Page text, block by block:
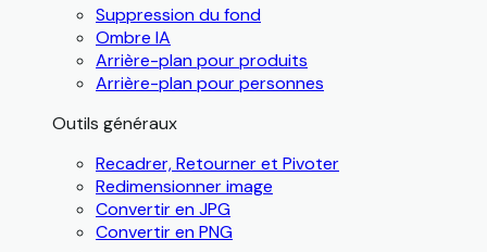
Suppression du fond
Ombre IA
Arrière-plan pour produits
Arrière-plan pour personnes
Outils généraux
Recadrer, Retourner et Pivoter
Redimensionner image
Convertir en JPG
Convertir en PNG